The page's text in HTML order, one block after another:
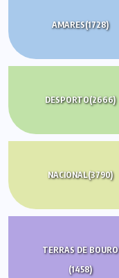
AMARES(1728)
DESPORTO(2666)
NACIONAL(3790)
TERRAS DE BOURO
(1458)